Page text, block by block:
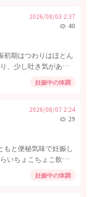
ージチーズ状であっ
痛みも全くないで
娠10週1日までウト
妊娠前からおりもの
み等なかったので特
インターネットで調
細菌性膣錠やガンジ
かかるべきでしょう
で相談すれば十分でし
2026/08/03 2:37
40
初期はつわりはほとん
、少し吐き気がある
き気、ダルさが酷い
わりなんでしょう
妊娠中の体調
2026/08/07 2:24
29
と便秘気味で妊娠し
いちょこちょこ飲ん
産でひどくなってし
今回妊娠しました。
妊娠中の体調